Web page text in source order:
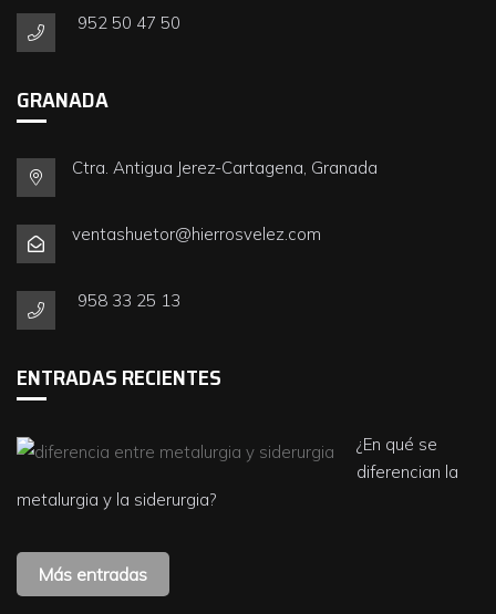
952 50 47 50
GRANADA
Ctra. Antigua Jerez-Cartagena, Granada
ventashuetor@hierrosvelez.com
958 33 25 13
ENTRADAS RECIENTES
¿En qué se
diferencian la
metalurgia y la siderurgia?
Más entradas